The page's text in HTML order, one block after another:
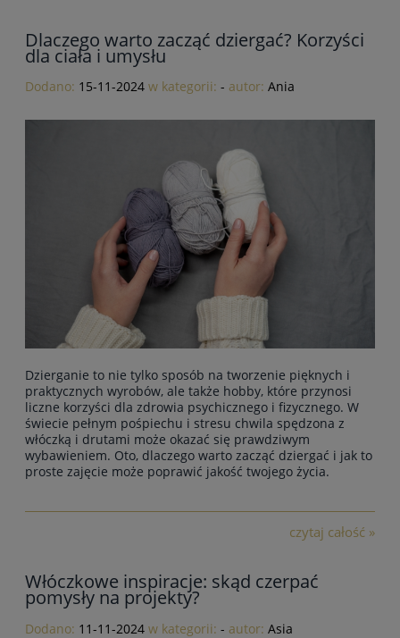
Dlaczego warto zacząć dziergać? Korzyści
dla ciała i umysłu
Dodano: 15-11-2024 w kategorii: - autor: Ania
Dzierganie to nie tylko sposób na tworzenie pięknych i
praktycznych wyrobów, ale także hobby, które przynosi
liczne korzyści dla zdrowia psychicznego i fizycznego. W
świecie pełnym pośpiechu i stresu chwila spędzona z
włóczką i drutami może okazać się prawdziwym
wybawieniem. Oto, dlaczego warto zacząć dziergać i jak to
proste zajęcie może poprawić jakość twojego życia.
czytaj całość »
Włóczkowe inspiracje: skąd czerpać
pomysły na projekty?
Dodano: 11-11-2024 w kategorii: - autor: Asia